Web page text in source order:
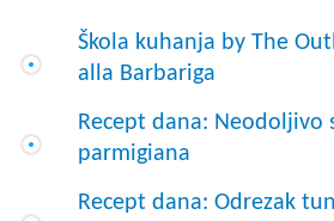
Škola kuhanja by The
alla Barbariga
Recept dana: Neodoljivo
parmigiana
Recept dana: Odrezak